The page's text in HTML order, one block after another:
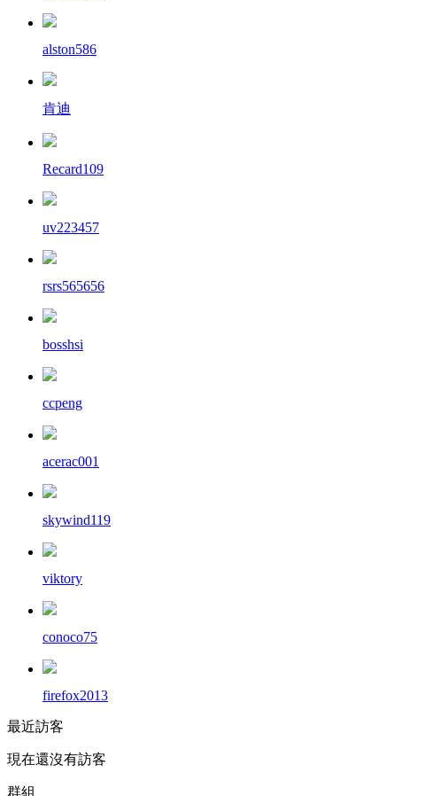
alston586
肯迪
Recard109
uv223457
rsrs565656
bosshsi
ccpeng
acerac001
skywind119
viktory
conoco75
firefox2013
最近訪客
現在還沒有訪客
群組